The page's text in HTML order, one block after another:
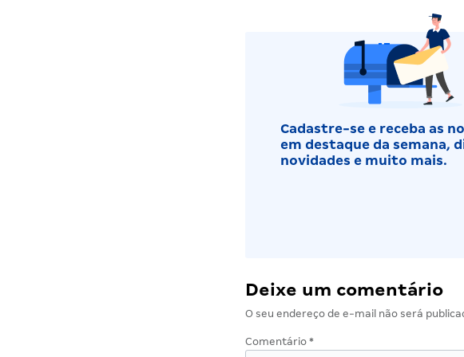
Cadastre-se e receba as
em destaque da semana,
novidades e muito mais.
Deixe um comentário
O seu endereço de e-mail não será
Comentário *